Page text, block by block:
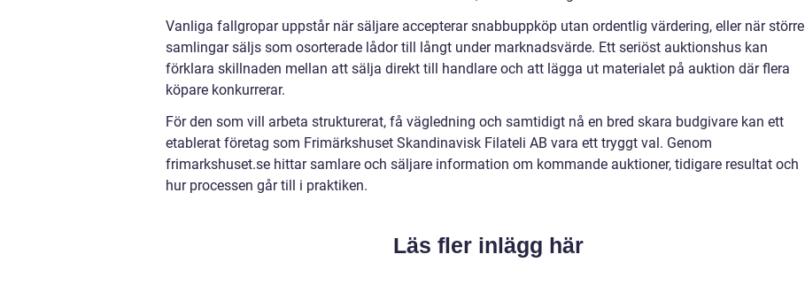
Vanliga fallgropar uppstår när säljare accepterar snabbuppköp utan ordentlig värdering, eller när större
samlingar säljs som osorterade lådor till långt under marknadsvärde. Ett seriöst auktionshus kan
förklara skillnaden mellan att sälja direkt till handlare och att lägga ut materialet på auktion där flera
köpare konkurrerar.
För den som vill arbeta strukturerat, få vägledning och samtidigt nå en bred skara budgivare kan ett
etablerat företag som Frimärkshuset Skandinavisk Filateli AB vara ett tryggt val. Genom
frimarkshuset.se hittar samlare och säljare information om kommande auktioner, tidigare resultat och
hur processen går till i praktiken.
Läs fler inlägg här